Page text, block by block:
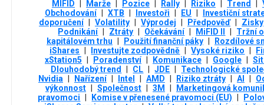
MIFID
Marže Pozice Rally Riziko Trend
Obchodování
XTB Investoři EU
Investiční
doporučení
Volatility Výprodej Předpověď
Zisky
Podnikání
Ztráty Očekávání MiFID II
Tržní
kapitálovém trhu
Použití finanční páky
Rozdílové
iShares
Investujte zodpovědně Vysoké riziko
xStation5
Poradenství Komunikace Google
Dlouhodobý trend
CL JDE
Technologické
Nvidia
Nařízení Intel AMD Riziko ztráty AI
výkonnost
Společnost 3М
Marketingová
pravomoci
Komise v přenesené pravomoci (EU)